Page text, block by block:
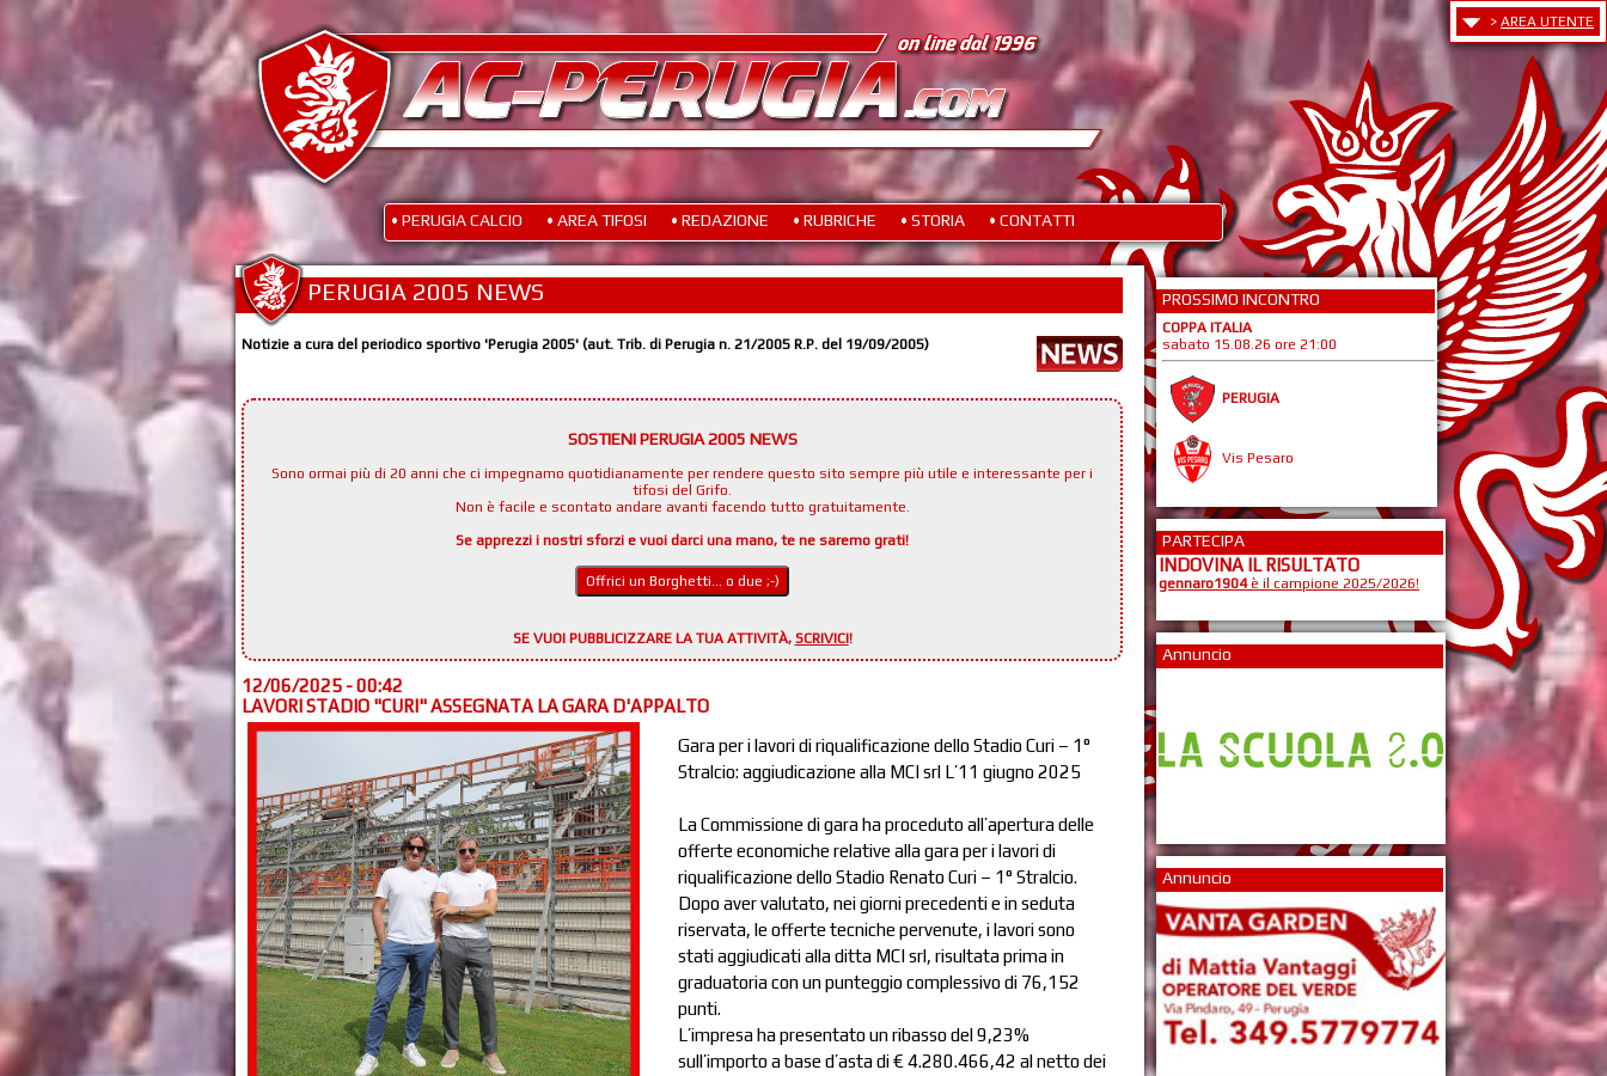
> AREA UTENTE
• PERUGIA CALCIO • AREA TIFOSI • REDAZIONE • RUBRICHE • STORIA • CONTATTI
PERUGIA 2005 NEWS
Notizie a cura del periodico sportivo 'Perugia 2005' (aut. Trib. di Perugia n. 21/2005 R.P. del 19/09/2005)
SOSTIENI PERUGIA 2005 NEWS
Sono ormai più di 20 anni che ci impegnamo quotidianamente per rendere questo sito sempre più utile e interessante per i
tifosi del Grifo.
Non è facile e scontato andare avanti facendo tutto gratuitamente.
Se apprezzi i nostri sforzi e vuoi darci una mano, te ne saremo grati!
Offrici un Borghetti... o due ;-)
SE VUOI PUBBLICIZZARE LA TUA ATTIVITÀ, SCRIVICI!
12/06/2025 - 00:42
LAVORI STADIO "CURI" ASSEGNATA LA GARA D'APPALTO
Gara per i lavori di riqualificazione dello Stadio Curi – 1°
Stralcio: aggiudicazione alla MCI srl L’11 giugno 2025
La Commissione di gara ha proceduto all’apertura delle
offerte economiche relative alla gara per i lavori di
riqualificazione dello Stadio Renato Curi – 1° Stralcio.
Dopo aver valutato, nei giorni precedenti e in seduta
riservata, le offerte tecniche pervenute, i lavori sono
stati aggiudicati alla ditta MCI srl, risultata prima in
graduatoria con un punteggio complessivo di 76,152
punti.
L’impresa ha presentato un ribasso del 9,23%
sull’importo a base d’asta di € 4.280.466,42 al netto dei
PROSSIMO INCONTRO
COPPA ITALIA
sabato 15.08.26 ore 21:00
PERUGIA
Vis Pesaro
PARTECIPA
INDOVINA IL RISULTATO
gennaro1904è il campione 2025/2026!
Annuncio
Annuncio